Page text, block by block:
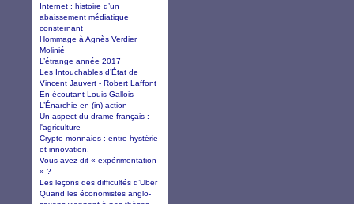
Internet : histoire d’un
abaissement médiatique
consternant
Hommage à Agnès Verdier
Molinié
L’étrange année 2017
Les Intouchables d’État de
Vincent Jauvert - Robert Laffont
En écoutant Louis Gallois
L’Énarchie en (in) action
Un aspect du drame français :
l'agriculture
Crypto-monnaies : entre hystérie
et innovation.
Vous avez dit « expérimentation
» ?
Les leçons des difficultés d’Uber
Quand les économistes anglo-